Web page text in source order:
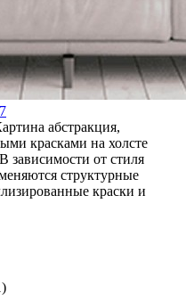
абстракция,
красками на холсте
зависимости от стиля
структурные
краски и